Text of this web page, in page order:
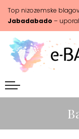
Top nizozemske
Jabadabado –